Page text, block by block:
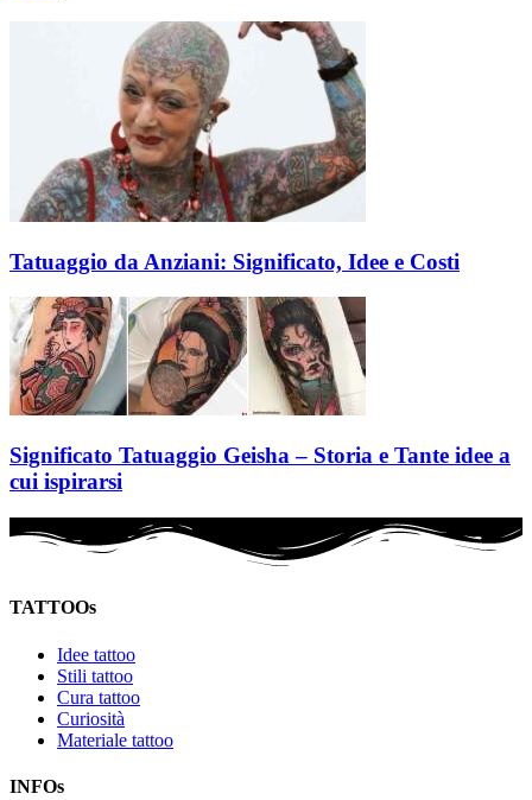
Tatuaggio da Anziani: Significato, Idee e Costi
Significato Tatuaggio Geisha – Storia e Tante idee a
cui ispirarsi
TATTOOs
Idee tattoo
Stili tattoo
Cura tattoo
Curiosità
Materiale tattoo
INFOs